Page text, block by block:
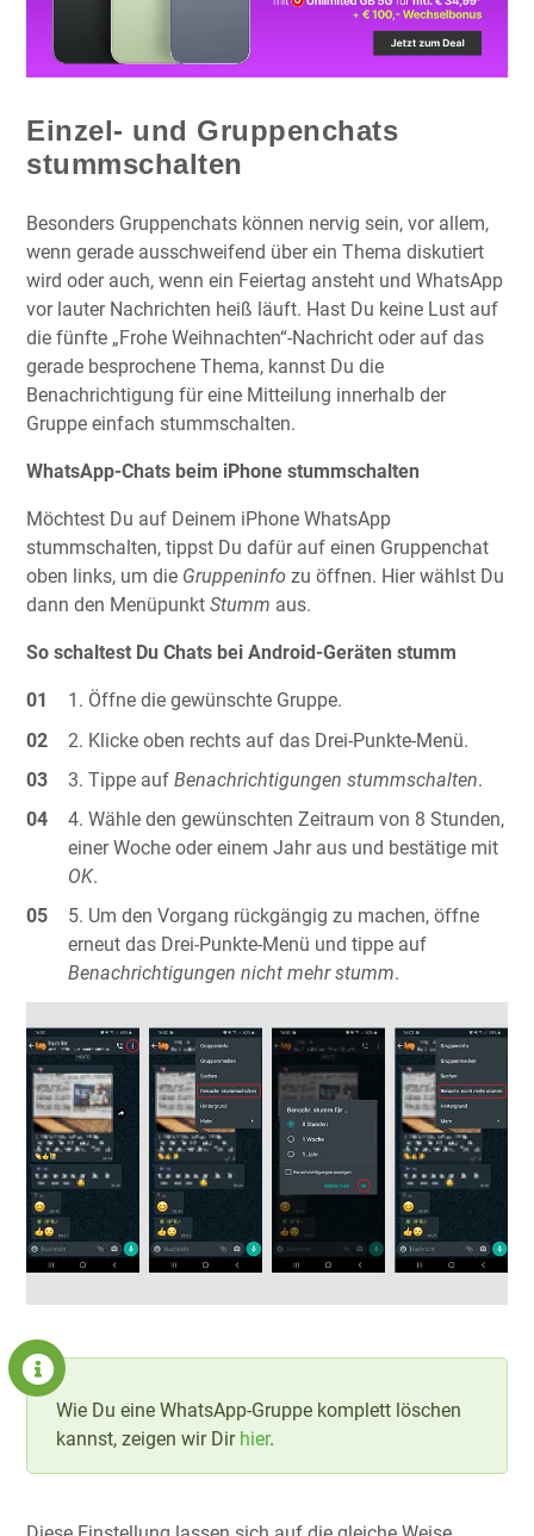
Einzel- und Gruppenchats
stummschalten
Besonders Gruppenchats können nervig sein, vor allem,
wenn gerade ausschweifend über ein Thema diskutiert
wird oder auch, wenn ein Feiertag ansteht und WhatsApp
vor lauter Nachrichten heiß läuft. Hast Du keine Lust auf
die fünfte „Frohe Weihnachten“-Nachricht oder auf das
gerade besprochene Thema, kannst Du die
Benachrichtigung für eine Mitteilung innerhalb der
Gruppe einfach stummschalten.
WhatsApp-Chats beim iPhone stummschalten
Möchtest Du auf Deinem iPhone WhatsApp
stummschalten, tippst Du dafür auf einen Gruppenchat
oben links, um die Gruppeninfo zu öffnen. Hier wählst Du
dann den Menüpunkt Stumm aus.
So schaltest Du Chats bei Android-Geräten stumm
Öffne die gewünschte Gruppe.
Klicke oben rechts auf das Drei-Punkte-Menü.
Tippe aufBenachrichtigungen stummschalten.
Wähle den gewünschten Zeitraum von 8 Stunden,
einer Woche oder einem Jahr aus und bestätige mit
OK.
Um den Vorgang rückgängig zu machen, öffne
erneut das Drei-Punkte-Menü und tippe auf
Benachrichtigungen nicht mehr stumm.
Wie Du eine WhatsApp-Gruppe komplett löschen
kannst, zeigen wir Dir hier.